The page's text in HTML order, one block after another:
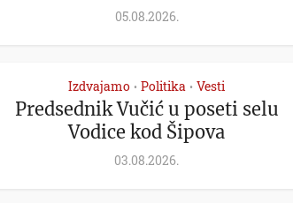
05.08.2026.
Izdvajamo • Politika • Vesti
Predsednik Vučić u poseti selu
Vodice kod Šipova
03.08.2026.